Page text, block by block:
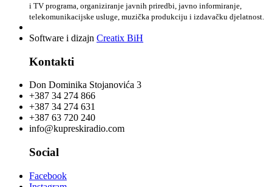
i TV programa, organiziranje javnih priredbi, javno informiranje,
telekomunikacijske usluge, muzička produkciju i izdavačku djelatnost.
Software i dizajn Creatix BiH
Kontakti
Don Dominika Stojanovića 3
+387 34 274 866
+387 34 274 631
+387 63 720 240
info@kupreskiradio.com
Social
Facebook